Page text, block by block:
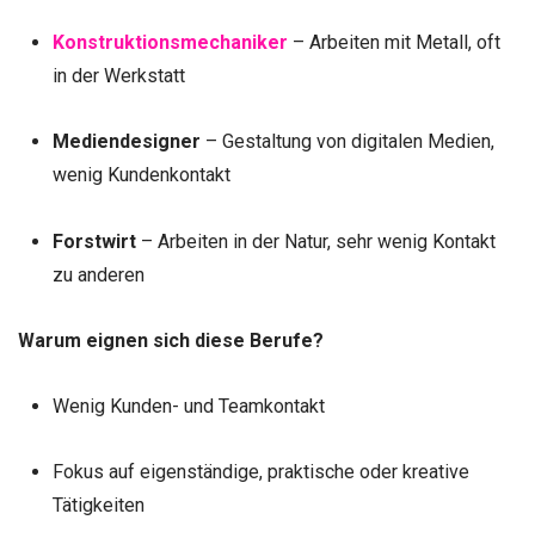
Konstruktionsmechaniker – Arbeiten mit Metall, oft
in der Werkstatt
Mediendesigner – Gestaltung von digitalen Medien,
wenig Kundenkontakt
Forstwirt– Arbeiten in der Natur, sehr wenig Kontakt
zu anderen
Warum eignen sich diese Berufe?
Wenig Kunden- und Teamkontakt
Fokus auf eigenständige, praktische oder kreative
Tätigkeiten